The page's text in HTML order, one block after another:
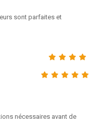
sont parfaites et
nécessaires avant de